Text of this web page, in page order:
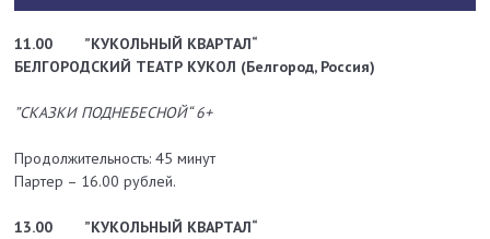
11.00
”КУКОЛЬНЫЙ КВАРТАЛ“
БЕЛГОРОДСКИЙ ТЕАТР КУКОЛ (Белгород, Россия)
”СКАЗКИ ПОДНЕБЕСНОЙ“ 6+
Продолжительность: 45 минут
Партер – 16.00 рублей.
13.00
”КУКОЛЬНЫЙ КВАРТАЛ“